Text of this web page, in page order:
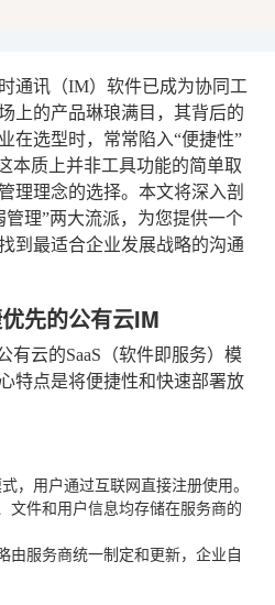
通讯（IM）软件已成为协同工
上的产品琳琅满目，其背后的
在选型时，常常陷入“便捷性”
本质上并非工具功能的简单取
理理念的选择。本文将深入剖
管理”两大流派，为您提供一个
到最适合企业发展战略的沟通
先的公有云IM
有云的SaaS（软件即服务）模
特点是将便捷性和快速部署放
，用户通过互联网直接注册使用。
文件和用户信息均存储在服务商的
由服务商统一制定和更新，企业自